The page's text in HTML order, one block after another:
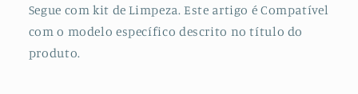
Segue com kit de Limpeza. Este artigo é Compatível
com o modelo específico descrito no título do
produto.